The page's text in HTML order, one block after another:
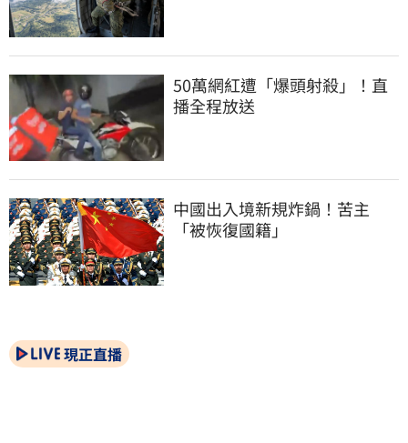
50萬網紅遭「爆頭射殺」！直
播全程放送
中國出入境新規炸鍋！苦主
「被恢復國籍」
現正直播